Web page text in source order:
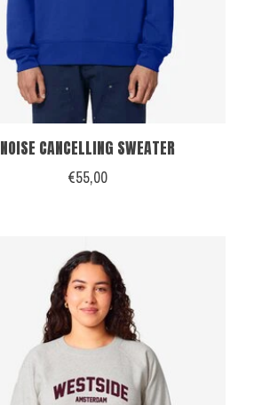
NOISE CANCELLING SWEATER
€55,00